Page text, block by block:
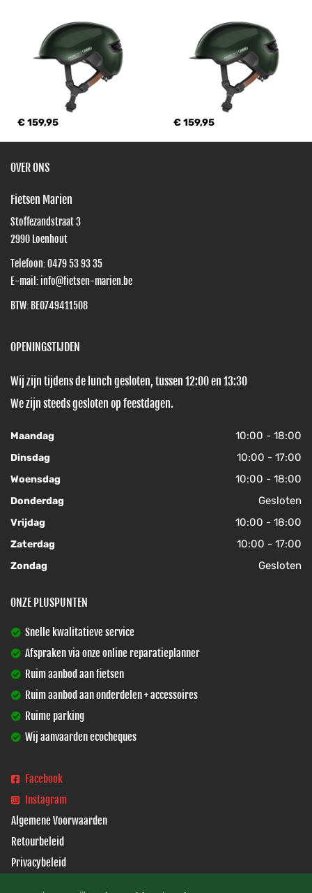
€ 159,95 € 159,95
OVER ONS
Fietsen Marien
Stoffezandstraat 3
2990 Loenhout
Telefoon:0479 53 93 35
E-mail: info@fietsen-marien.be
BTW: BE0749411508
OPENINGSTIJDEN
Wij zijn tijdens de lunch gesloten, tussen 12:00 en 13:30
We zijn steeds gesloten op feestdagen.
Maandag 10:00 - 18:00
Dinsdag 10:00 - 17:00
Woensdag 10:00 - 18:00
Donderdag Gesloten
Vrijdag 10:00 - 18:00
Zaterdag 10:00 - 17:00
Zondag Gesloten
ONZE PLUSPUNTEN
Snelle kwalitatieve service
Afspraken via onze online reparatieplanner
Ruim aanbod aan fietsen
Ruim aanbod aan onderdelen + accessoires
Ruime parking
Wij aanvaarden ecocheques
Facebook
Instagram
Algemene Voorwaarden
Retourbeleid
Privacybeleid